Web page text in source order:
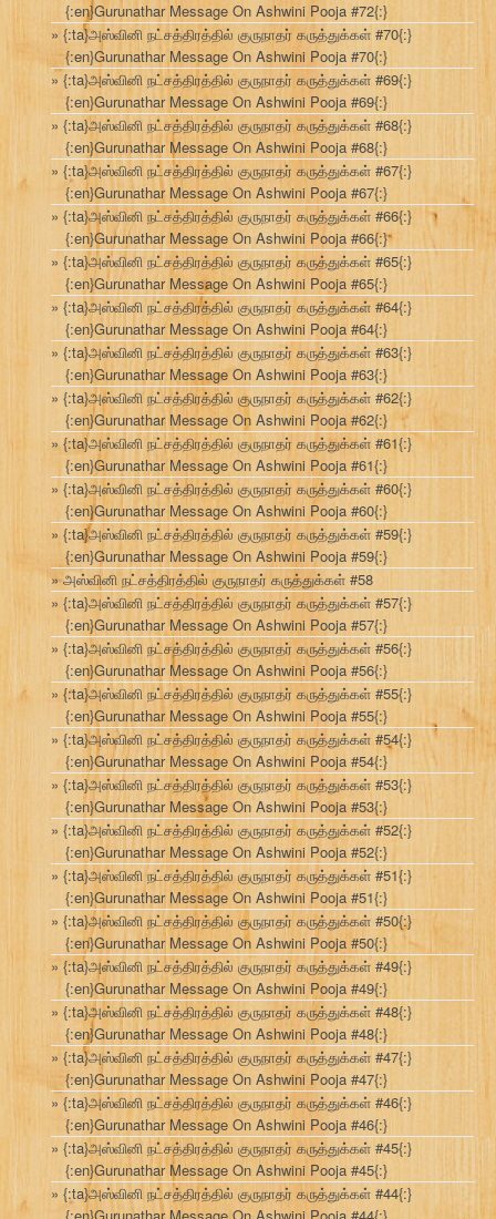
{:en}Gurunathar Message On Ashwini Pooja #72{:}
{:ta}அஸ்வினி நட்சத்திரத்தில் குருநாதர் கருத்துக்கள் #70{:}
{:en}Gurunathar Message On Ashwini Pooja #70{:}
{:ta}அஸ்வினி நட்சத்திரத்தில் குருநாதர் கருத்துக்கள் #69{:}
{:en}Gurunathar Message On Ashwini Pooja #69{:}
{:ta}அஸ்வினி நட்சத்திரத்தில் குருநாதர் கருத்துக்கள் #68{:}
{:en}Gurunathar Message On Ashwini Pooja #68{:}
{:ta}அஸ்வினி நட்சத்திரத்தில் குருநாதர் கருத்துக்கள் #67{:}
{:en}Gurunathar Message On Ashwini Pooja #67{:}
{:ta}அஸ்வினி நட்சத்திரத்தில் குருநாதர் கருத்துக்கள் #66{:}
{:en}Gurunathar Message On Ashwini Pooja #66{:}
{:ta}அஸ்வினி நட்சத்திரத்தில் குருநாதர் கருத்துக்கள் #65{:}
{:en}Gurunathar Message On Ashwini Pooja #65{:}
{:ta}அஸ்வினி நட்சத்திரத்தில் குருநாதர் கருத்துக்கள் #64{:}
{:en}Gurunathar Message On Ashwini Pooja #64{:}
{:ta}அஸ்வினி நட்சத்திரத்தில் குருநாதர் கருத்துக்கள் #63{:}
{:en}Gurunathar Message On Ashwini Pooja #63{:}
{:ta}அஸ்வினி நட்சத்திரத்தில் குருநாதர் கருத்துக்கள் #62{:}
{:en}Gurunathar Message On Ashwini Pooja #62{:}
{:ta}அஸ்வினி நட்சத்திரத்தில் குருநாதர் கருத்துக்கள் #61{:}
{:en}Gurunathar Message On Ashwini Pooja #61{:}
{:ta}அஸ்வினி நட்சத்திரத்தில் குருநாதர் கருத்துக்கள் #60{:}
{:en}Gurunathar Message On Ashwini Pooja #60{:}
{:ta}அஸ்வினி நட்சத்திரத்தில் குருநாதர் கருத்துக்கள் #59{:}
{:en}Gurunathar Message On Ashwini Pooja #59{:}
அஸ்வினி நட்சத்திரத்தில் குருநாதர் கருத்துக்கள் #58
{:ta}அஸ்வினி நட்சத்திரத்தில் குருநாதர் கருத்துக்கள் #57{:}
{:en}Gurunathar Message On Ashwini Pooja #57{:}
{:ta}அஸ்வினி நட்சத்திரத்தில் குருநாதர் கருத்துக்கள் #56{:}
{:en}Gurunathar Message On Ashwini Pooja #56{:}
{:ta}அஸ்வினி நட்சத்திரத்தில் குருநாதர் கருத்துக்கள் #55{:}
{:en}Gurunathar Message On Ashwini Pooja #55{:}
{:ta}அஸ்வினி நட்சத்திரத்தில் குருநாதர் கருத்துக்கள் #54{:}
{:en}Gurunathar Message On Ashwini Pooja #54{:}
{:ta}அஸ்வினி நட்சத்திரத்தில் குருநாதர் கருத்துக்கள் #53{:}
{:en}Gurunathar Message On Ashwini Pooja #53{:}
{:ta}அஸ்வினி நட்சத்திரத்தில் குருநாதர் கருத்துக்கள் #52{:}
{:en}Gurunathar Message On Ashwini Pooja #52{:}
{:ta}அஸ்வினி நட்சத்திரத்தில் குருநாதர் கருத்துக்கள் #51{:}
{:en}Gurunathar Message On Ashwini Pooja #51{:}
{:ta}அஸ்வினி நட்சத்திரத்தில் குருநாதர் கருத்துக்கள் #50{:}
{:en}Gurunathar Message On Ashwini Pooja #50{:}
{:ta}அஸ்வினி நட்சத்திரத்தில் குருநாதர் கருத்துக்கள் #49{:}
{:en}Gurunathar Message On Ashwini Pooja #49{:}
{:ta}அஸ்வினி நட்சத்திரத்தில் குருநாதர் கருத்துக்கள் #48{:}
{:en}Gurunathar Message On Ashwini Pooja #48{:}
{:ta}அஸ்வினி நட்சத்திரத்தில் குருநாதர் கருத்துக்கள் #47{:}
{:en}Gurunathar Message On Ashwini Pooja #47{:}
{:ta}அஸ்வினி நட்சத்திரத்தில் குருநாதர் கருத்துக்கள் #46{:}
{:en}Gurunathar Message On Ashwini Pooja #46{:}
{:ta}அஸ்வினி நட்சத்திரத்தில் குருநாதர் கருத்துக்கள் #45{:}
{:en}Gurunathar Message On Ashwini Pooja #45{:}
{:ta}அஸ்வினி நட்சத்திரத்தில் குருநாதர் கருத்துக்கள் #44{:}
{:en}Gurunathar Message On Ashwini Pooja #44{:}